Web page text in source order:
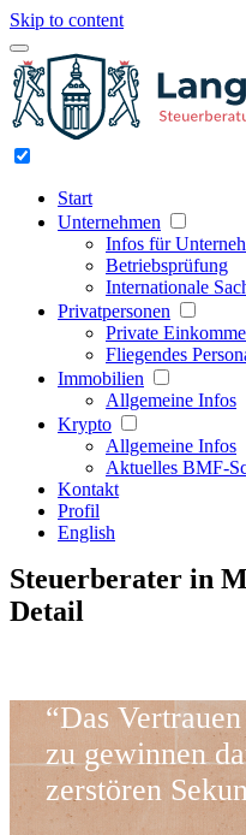
Skip to content
Start
Unternehmen
Infos für
Betriebsprüfung
Internationale
Privatpersonen
Private
Fliegendes
Immobilien
Allgemeine Infos
Krypto
Allgemeine Infos
Aktuelles BMF-
Kontakt
Profil
English
Steuerberater in
Detail
“Das
zu gewinnen
zerstören